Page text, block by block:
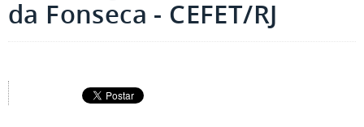
da Fonseca - CEFET/RJ